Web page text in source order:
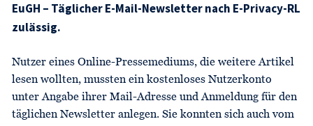
EuGH – Täglicher E-Mail-Newsletter nach E-Privacy-RL
zulässig.
Nutzer eines Online-Pressemediums, die weitere Artikel
lesen wollten, mussten ein kostenloses Nutzerkonto
unter Angabe ihrer Mail-Adresse und Anmeldung für den
täglichen Newsletter anlegen. Sie konnten sich auch vom